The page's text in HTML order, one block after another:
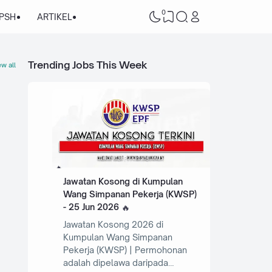
ARTIKEL 0
all Trending Jobs This Week
Jawatan Kosong di Kumpulan
Wang Simpanan Pekerja (KWSP)
- 25 Jun 2026
Jawatan Kosong 2026 di
Kumpulan Wang Simpanan
Pekerja (KWSP) | Permohonan
adalah dipelawa daripada…